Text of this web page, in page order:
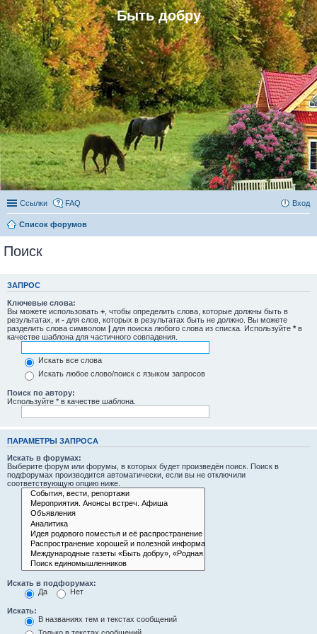
Быть добру
Ссылки FAQ Вход
Список форумов
Поиск
ЗАПРОС
Ключевые слова:
Вы можете использовать + , чтобы определить слова, которые должны быть в
результатах, и - для слов, которых в результатах быть не должно. Вы можете
разделить слова символом | для поиска любого слова из списка. Используйте * в
качестве шаблона для частичного совпадения.
Искать все слова
Искать любое слово/поиск с языком запросов
Поиск по автору:
Используйте * в качестве шаблона.
ПАРАМЕТРЫ ЗАПРОСА
Искать в форумах:
Выберите форум или форумы, в которых будет произведён поиск. Поиск в
подфорумах производится автоматически, если вы не отключили
соответствующую опцию ниже.
Искать в подфорумах:
Да
Нет
Искать:
В названиях тем и текстах сообщений